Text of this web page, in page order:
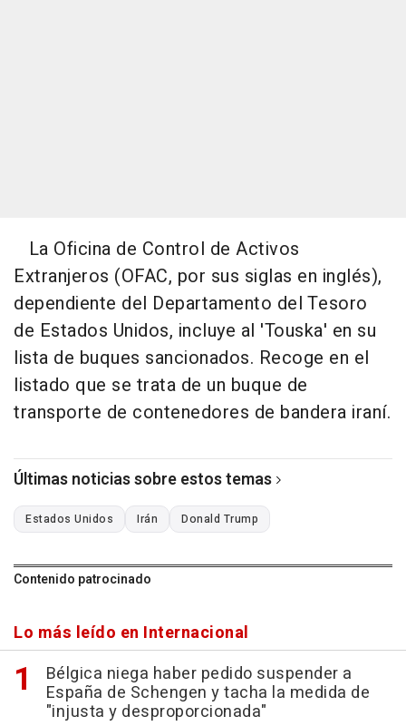
La Oficina de Control de Activos
Extranjeros (OFAC, por sus siglas en inglés),
dependiente del Departamento del Tesoro
de Estados Unidos, incluye al 'Touska' en su
lista de buques sancionados. Recoge en el
listado que se trata de un buque de
transporte de contenedores de bandera iraní.
Últimas noticias sobre estos temas
Estados Unidos Irán Donald Trump
Contenido patrocinado
Lo más leído en Internacional
Bélgica niega haber pedido suspender a
España de Schengen y tacha la medida de
"injusta y desproporcionada"